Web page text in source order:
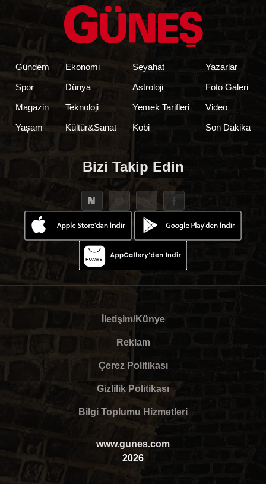
Gündem
Spor
Magazin
Yaşam
Ekonomi
Dünya
Teknoloji
Kültür&Sanat
Seyahat
Astroloji
Yemek Tarifleri
Kobi
Yazarlar
Foto Galeri
Video
Son Dakika
Bizi Takip Edin
İletişim/Künye
Reklam
Çerez Politikası
Gizlilik Politikası
Bilgi Toplumu Hizmetleri
www.gunes.com
2026